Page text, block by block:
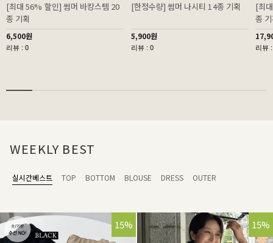
[최대 56% 할인] 썸머 바캉스템 20
종 기획
6,500원
리뷰 : 0
[한정수량] 썸머 나시티 14종 기획
5,900원
리뷰 : 0
[최
종
리뷰
WEEKLY BEST
실시간베스트 TOP BOTTOM BLOUSE DRESS OUTER
15% 15%